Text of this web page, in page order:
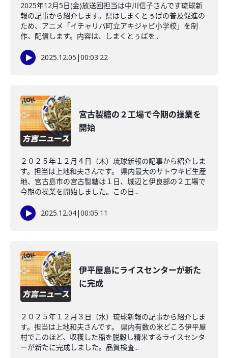
2025年12月5日(金)放送回担当は中川信子さんです琉球新
報の記事から紹介します。県はしまくとぅばの普及促進の
ため、アニメ「イチャリバ町立アキジャビ小学校」を制
作、配信します。内容は、しまくとぅばを...
2025.12.05 |00:03:22
宮古製糖の２工場で今期の操業を
開始
２０２５年１２月４日（木）琉球新報の記事から紹介しま
す。担当は上地和夫さんです。 県内最大のサトウキビ生産
地、宮古島市の宮古製糖は１日、城辺と伊良部の２工場で
今期の操業を開始しました。この日...
2025.12.04|00:05:11
伊平屋島にライスセンターが新た
に完成
２０２５年１２月３日（水）琉球新報の記事から紹介しま
す。担当は上地和夫さんです。 県内有数の米どころ伊平屋
村でこのほど、収穫した稲を脱穀し精米するライスセンタ
ーが新たに完成しました。品質検査...